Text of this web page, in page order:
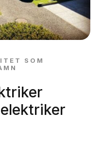
SOM